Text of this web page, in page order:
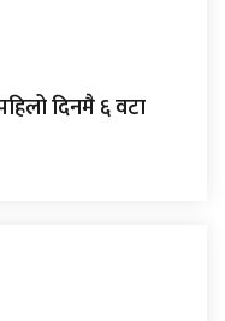
दिनमै ६ वटा